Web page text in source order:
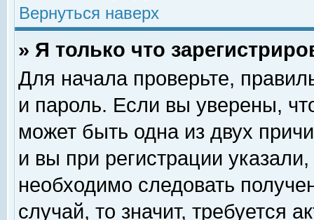
Вернуться наверх
» Я только что
Для начала проверьте,
и пароль. Если вы уверены,
может быть одна из двух
и вы при регистрации
необходимо следовать
случай, то значит, требуется